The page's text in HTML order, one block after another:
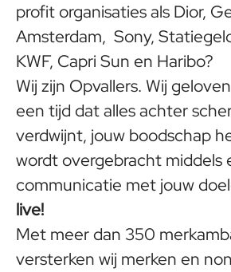
profit organisaties als Dior,
Amsterdam, Sony,
KWF, Capri Sun en Haribo?
Wij zijn Opvallers. Wij
een tijd dat alles achter
verdwijnt, jouw boodschap
wordt overgebracht middels
communicatie met jouw
live!
Met meer dan 350
versterken wij merken en